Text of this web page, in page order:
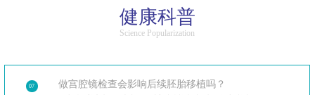
健康科普
Science Popularization
07 做宫腔镜检查会影响后续胚胎移植吗？